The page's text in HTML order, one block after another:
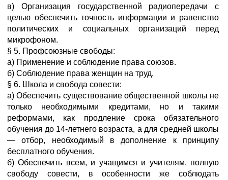
в) Организация государственной радиопередачи с
целью обеспечить точность информации и равенство
политических и социальных организаций перед
микрофоном.
§ 5. Профсоюзные свободы:
а) Применение и соблюдение права союзов.
б) Соблюдение права женщин на труд.
§ 6. Школа и свобода совести:
а) Обеспечить существование общественной школы не
только необходимыми кредитами, но и такими
реформами, как продление срока обязательного
обучения до 14-летнего возраста, а для средней школы
— отбор, необходимый в дополнение к принципу
бесплатного обучения.
б) Обеспечить всем, и учащимся и учителям, полную
свободу совести, в особенности же соблюдать